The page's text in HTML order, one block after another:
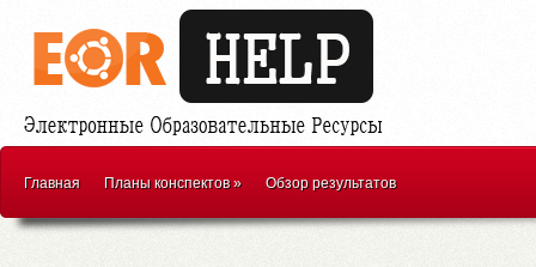
Главная Планы конспектов» Обзор результатов